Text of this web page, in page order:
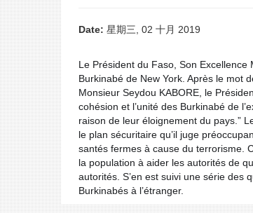
Date: 星期三, 02 十月 2019
Le Président du Faso, Son
Burkinabé de New York. Après le mot
Monsieur Seydou KABORE, le
cohésion et l’unité des Burkinabé de
raison de leur éloignement du pays.”
le plan sécuritaire qu’il juge
santés fermes à cause du terrorisme.
la population à aider les autorités de
autorités. S’en est suivi une série des
Burkinabés à l’étranger.